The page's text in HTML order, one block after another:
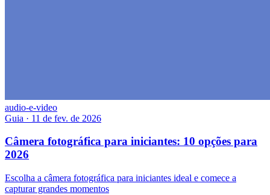
audio-e-video
Guia · 11 de fev. de 2026
Câmera fotográfica para iniciantes: 10 opções para
2026
Escolha a câmera fotográfica para iniciantes ideal e comece a
capturar grandes momentos